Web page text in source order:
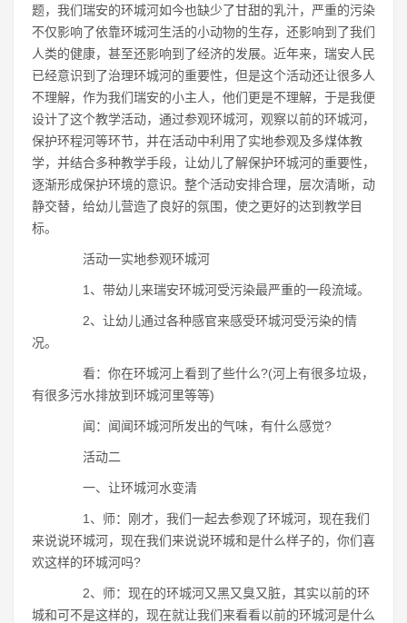
题，我们瑞安的环城河如今也缺少了甘甜的乳汁，严重的污染
不仅影响了依靠环城河生活的小动物的生存，还影响到了我们
人类的健康，甚至还影响到了经济的发展。近年来，瑞安人民
已经意识到了治理环城河的重要性，但是这个活动还让很多人
不理解，作为我们瑞安的小主人，他们更是不理解，于是我便
设计了这个教学活动，通过参观环城河，观察以前的环城河，
保护环程河等环节，并在活动中利用了实地参观及多煤体教
学，并结合多种教学手段，让幼儿了解保护环城河的重要性，
逐渐形成保护环境的意识。整个活动安排合理，层次清晰，动
静交替，给幼儿营造了良好的氛围，使之更好的达到教学目
标。
活动一实地参观环城河
1、带幼儿来瑞安环城河受污染最严重的一段流域。
2、让幼儿通过各种感官来感受环城河受污染的情
况。
看：你在环城河上看到了些什么?(河上有很多垃圾，
有很多污水排放到环城河里等等)
闻：闻闻环城河所发出的气味，有什么感觉?
活动二
一、让环城河水变清
1、师：刚才，我们一起去参观了环城河，现在我们
来说说环城河，现在我们来说说环城和是什么样子的，你们喜
欢这样的环城河吗?
2、师：现在的环城河又黑又臭又脏，其实以前的环
城和可不是这样的，现在就让我们来看看以前的环城河是什么